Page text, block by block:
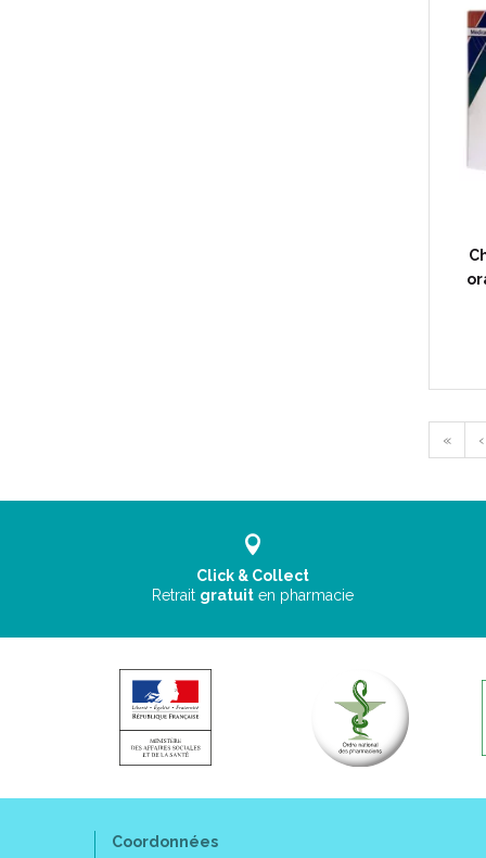
« ‹
Click & Collect
Retrait gratuit en pharmacie
Coordonnées